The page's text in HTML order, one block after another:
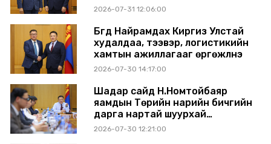
өргөжүүлэхээр санал солилцлоо
2026-07-31 12:06:00
Бүгд Найрамдах Киргиз Улстай
худалдаа, тээвэр, логистикийн
хамтын ажиллагааг өргөжүүлнэ
2026-07-30 14:17:00
Шадар сайд Н.Номтойбаяр
яамдын Төрийн нарийн бичгийн
дарга нартай шуурхай
хуралдлаа
2026-07-30 12:21:00